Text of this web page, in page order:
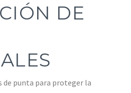
DE
punta para proteger la